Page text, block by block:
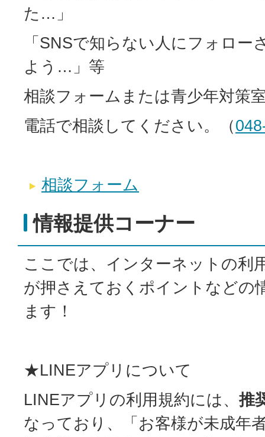
た…」
「SNSで知らない人にフォロー
よう…」等
相談フォームまたは青少年対策
電話で相談してください。（
相談フォーム
情報提供コーナー
ここでは、インターネットの利
が押さえておくポイントなどの
ます！
★LINEアプリについて
LINEアプリの利用規約には、推
なっており、「お客様が未成年